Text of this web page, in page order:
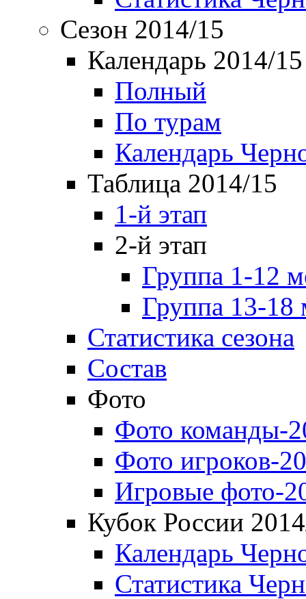
Сезон 2014/15
Календарь 2014/15
Полный
По турам
Календарь
Таблица 2014/15
1-й этап
2-й этап
Группа 1-12
Группа 13-18
Статистика сезона
Состав
Фото
Фото команды-
Фото игроков-
Игровые фото-
Кубок России
Календарь
Статистика